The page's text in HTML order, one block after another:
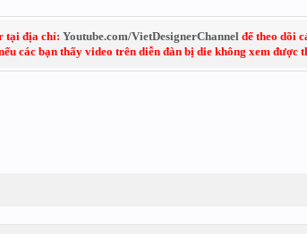
tại địa chỉ: Youtube.com/VietDesignerChannel để theo dõi
các bạn thấy video trên diễn đàn bị die không xem được